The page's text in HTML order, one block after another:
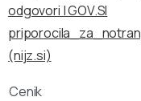
odgovori | GOV.SI
(nijz.si)
Cenik